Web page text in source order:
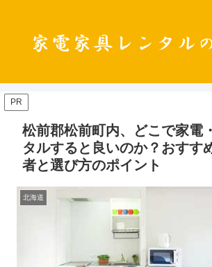
PR
松前郡松前町内、どこで家電
タルすると良いのか？おすす
者と選び方のポイント
北海道